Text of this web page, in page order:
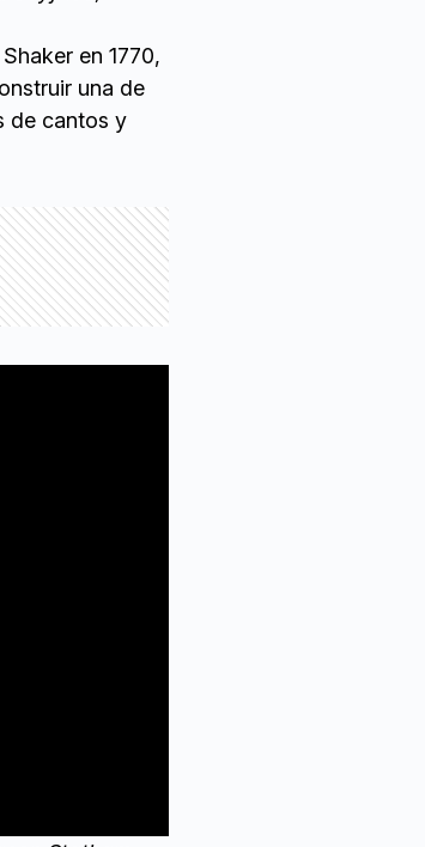
en 1770,
una de
de cantos y